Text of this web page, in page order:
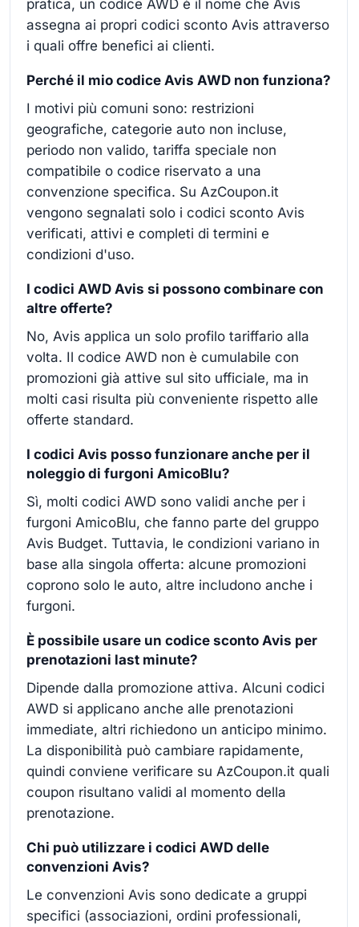
pratica, un codice AWD è il nome che Avis
assegna ai propri codici sconto Avis attraverso
i quali offre benefici ai clienti.
Perché il mio codice Avis AWD non funziona?
I motivi più comuni sono: restrizioni
geografiche, categorie auto non incluse,
periodo non valido, tariffa speciale non
compatibile o codice riservato a una
convenzione specifica. Su AzCoupon.it
vengono segnalati solo i codici sconto Avis
verificati, attivi e completi di termini e
condizioni d'uso.
I codici AWD Avis si possono combinare con
altre offerte?
No, Avis applica un solo profilo tariffario alla
volta. Il codice AWD non è cumulabile con
promozioni già attive sul sito ufficiale, ma in
molti casi risulta più conveniente rispetto alle
offerte standard.
I codici Avis posso funzionare anche per il
noleggio di furgoni AmicoBlu?
Sì, molti codici AWD sono validi anche per i
furgoni AmicoBlu, che fanno parte del gruppo
Avis Budget. Tuttavia, le condizioni variano in
base alla singola offerta: alcune promozioni
coprono solo le auto, altre includono anche i
furgoni.
È possibile usare un codice sconto Avis per
prenotazioni last minute?
Dipende dalla promozione attiva. Alcuni codici
AWD si applicano anche alle prenotazioni
immediate, altri richiedono un anticipo minimo.
La disponibilità può cambiare rapidamente,
quindi conviene verificare su AzCoupon.it quali
coupon risultano validi al momento della
prenotazione.
Chi può utilizzare i codici AWD delle
convenzioni Avis?
Le convenzioni Avis sono dedicate a gruppi
specifici (associazioni, ordini professionali,